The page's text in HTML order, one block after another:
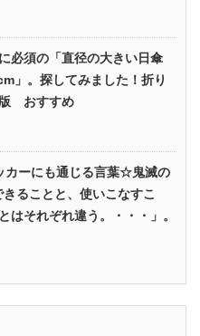
必須の「直径の大きい日傘
」。探してみました！折り
おすすめ
カーにも通じる言葉☆鬼滅の
ることと、使いこなすこ
はそれぞれ違う。・・・」。